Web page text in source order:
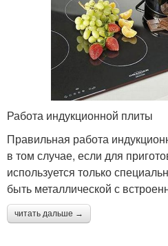
Работа индукционной плиты
Правильная работа
в том случае, если для
используется только
быть металлической с
читать дальше →